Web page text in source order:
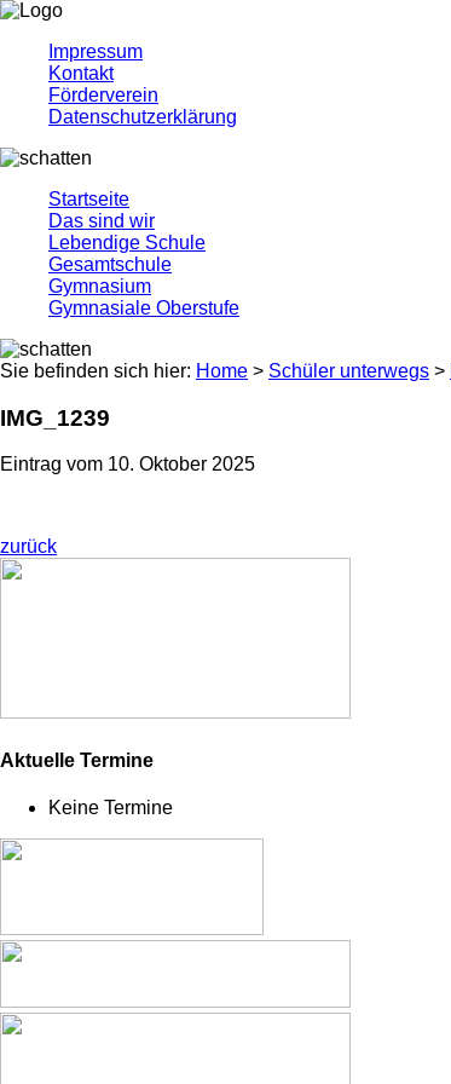
Impressum
Kontakt
Förderverein
Datenschutzerklärung
Startseite
Das sind wir
Lebendige Schule
Gesamtschule
Gymnasium
Gymnasiale Oberstufe
Sie befinden sich hier: Home > Schüler unterwegs >
IMG_1239
Eintrag vom 10. Oktober 2025
zurück
Aktuelle Termine
Keine Termine